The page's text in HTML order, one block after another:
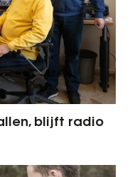
blijft radio